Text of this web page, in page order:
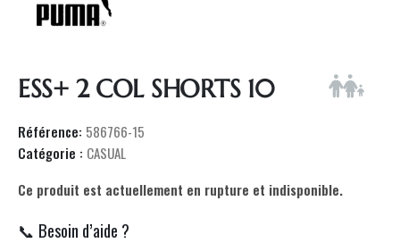
ESS+ 2 COL SHORTS 10
Référence: 586766-15
Catégorie : CASUAL
Ce produit est actuellement en rupture et indisponible.
📞 Besoin d’aide ?